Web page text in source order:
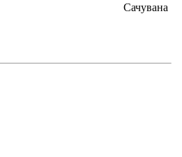
Сачувана